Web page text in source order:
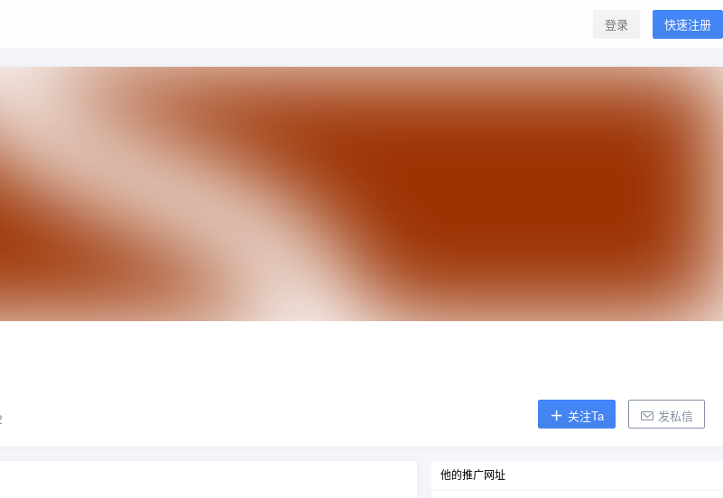
登录 快速注册
关注Ta 发私信
他的推广网址